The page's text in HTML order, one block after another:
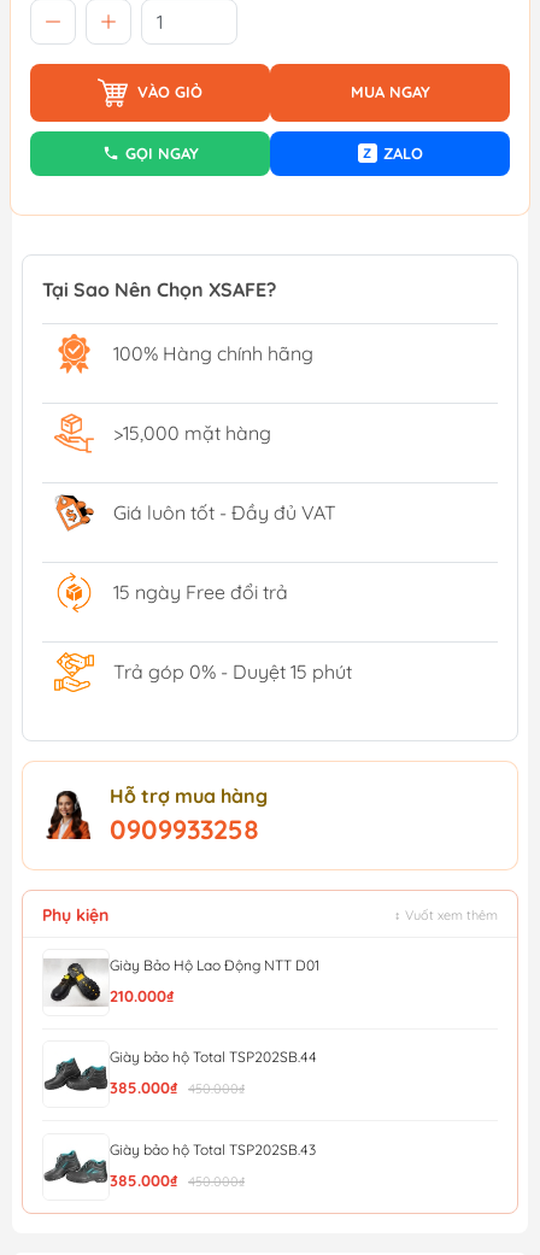
VÀO GIỎ MUA NGAY
GỌI NGAY Z ZALO
Tại Sao Nên Chọn XSAFE?
100% Hàng chính hãng
>15,000 mặt hàng
Giá luôn tốt - Đầy đủ VAT
15 ngày Free đổi trả
Trả góp 0% - Duyệt 15 phút
Hỗ trợ mua hàng
0909933258
Phụ kiện ↕ Vuốt xem thêm
Giày Bảo Hộ Lao Động NTT D01
210.000₫
Giày bảo hộ Total TSP202SB.44
385.000₫ 450.000₫
Giày bảo hộ Total TSP202SB.43
385.000₫ 450.000₫